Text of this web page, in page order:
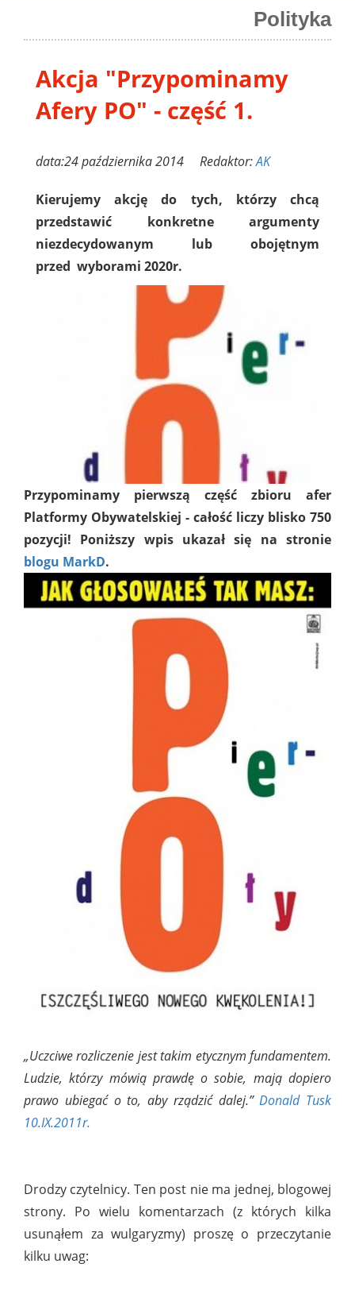
Polityka
Akcja "Przypominamy
Afery PO" - część 1.
data:24 października 2014 Redaktor:AK
Kierujemy akcję do tych, którzy chcą
przedstawić konkretne argumenty
niezdecydowanym lub obojętnym
przed wyborami 2020r.
Przypominamy pierwszą część zbioru afer
Platformy Obywatelskiej - całość liczy blisko 750
pozycji! Poniższy wpis ukazał się na stronie
blogu MarkD.
„Uczciwe rozliczenie jest takim etycznym fundamentem.
Ludzie, którzy mówią prawdę o sobie, mają dopiero
prawo ubiegać o to, aby rządzić dalej.” Donald Tusk
10.IX.2011r.
Drodzy czytelnicy. Ten post nie ma jednej, blogowej
strony. Po wielu komentarzach (z których kilka
usunąłem za wulgaryzmy) proszę o przeczytanie
kilku uwag: